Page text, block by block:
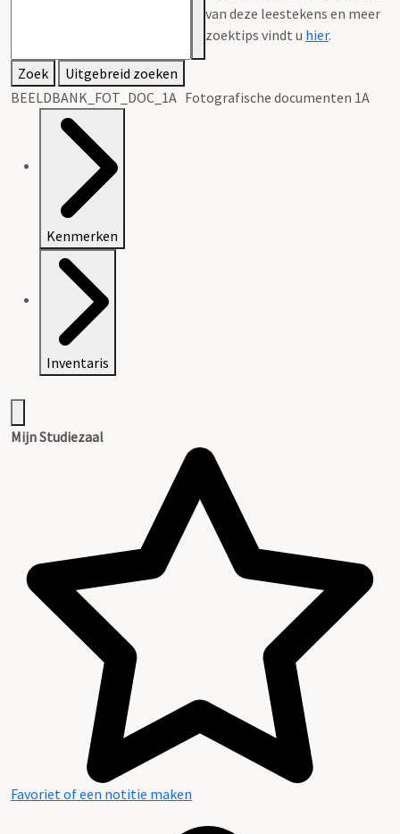
van deze leestekens en meer
zoektips vindt u hier.
Zoek
Uitgebreid zoeken
BEELDBANK_FOT_DOC_1A Fotografische documenten 1A
Kenmerken
Inventaris
Mijn Studiezaal
Favoriet of een notitie maken